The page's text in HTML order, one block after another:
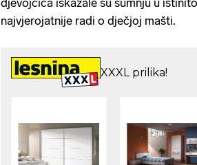
djevojčica iskazale su sumnju u
najvjerojatnije radi o dječjoj mašti.